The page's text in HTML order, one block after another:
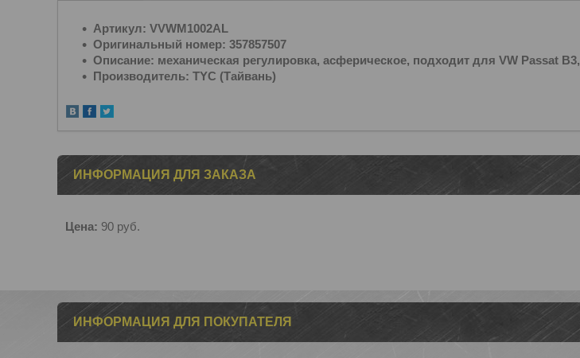
Артикул: VVWM1002AL
Оригинальный номер: 357857507
Описание: механическая регулировка, асферическое, подходит для VW Passat
Производитель: TYC (Тайвань)
ИНФОРМАЦИЯ ДЛЯ ЗАКАЗА
Цена: 90 руб.
ИНФОРМАЦИЯ ДЛЯ ПОКУПАТЕЛЯ